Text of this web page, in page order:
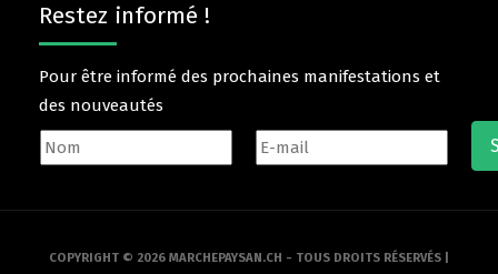
Restez informé !
Pour être informé des prochaines manifestations et
des nouveautés
COPYRIGHT © 2026 MARCHEPAYSAN.CH - TOUS DROITS RÉSERVÉS |